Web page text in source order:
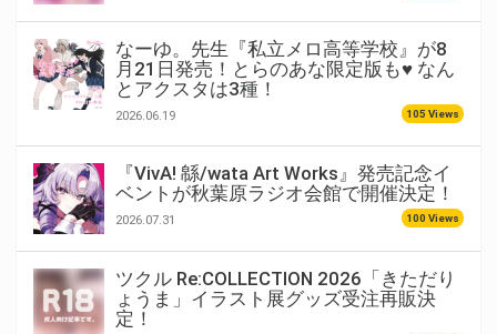
なーゆ。先生『私立メロ高等学校』が8
月21日発売！とらのあな限定版も♥ なん
とアクスタは3種！
2026.06.19 105 Views
『VivA! 緜/wata Art Works』発売記念イ
ベントが秋葉原ラジオ会館で開催決定！
2026.07.31 100 Views
ツクル Re:COLLECTION 2026「きただり
ょうま」イラスト展グッズ受注再販決
定！